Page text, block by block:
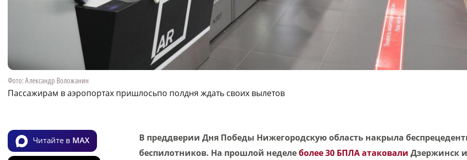
Фото: Александр Воложанин
Пассажирам в аэропортах пришлосьпо полдня ждать своих вылетов
Читайте в MAX
В преддверии Дня Победы Нижегородскую область накрыла
беспилотников. На прошлой неделеболее 30 БПЛА атаковали Дзержинск